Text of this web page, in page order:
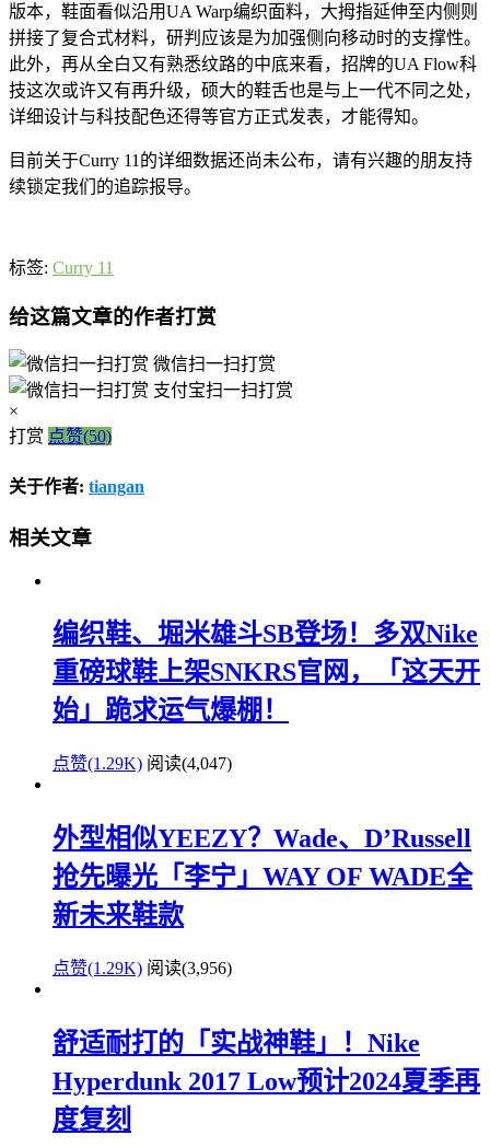
版本，鞋面看似沿用UA Warp编织面料，大拇指延伸至内侧则
拼接了复合式材料，研判应该是为加强侧向移动时的支撑性。
此外，再从全白又有熟悉纹路的中底来看，招牌的UA Flow科
技这次或许又有再升级，硕大的鞋舌也是与上一代不同之处，
详细设计与科技配色还得等官方正式发表，才能得知。
目前关于Curry 11的详细数据还尚未公布，请有兴趣的朋友持
续锁定我们的追踪报导。
标签: Curry 11
给这篇文章的作者打赏
微信扫一扫打赏
支付宝扫一扫打赏
×
打赏 点赞(50)
关于作者: tiangan
相关文章
编织鞋、堀米雄斗SB登场！多双Nike
重磅球鞋上架SNKRS官网，「这天开
始」跪求运气爆棚！
点赞(1.29K) 阅读(4,047)
外型相似YEEZY？Wade、D’Russell
抢先曝光「李宁」WAY OF WADE全
新未来鞋款
点赞(1.29K) 阅读(3,956)
舒适耐打的「实战神鞋」！Nike
Hyperdunk 2017 Low预计2024夏季再
度复刻